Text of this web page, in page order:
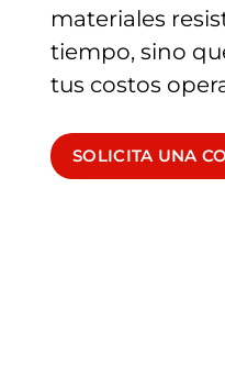
materiales
tiempo, sino
tus costos
SOLICITA UNA